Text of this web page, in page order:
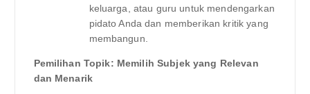
keluarga, atau guru untuk mendengarkan
pidato Anda dan memberikan kritik yang
membangun.
Pemilihan Topik: Memilih Subjek yang Relevan
dan Menarik